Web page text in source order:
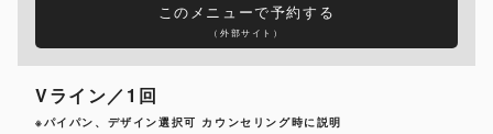
このメニューで予約する
（外部サイト）
Vライン／1回
※パイパン、デザイン選択可 カウンセリング時に説明